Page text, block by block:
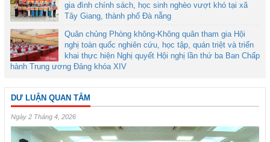
gia đình chính sách, học sinh nghèo vượt khó tại xã
Tây Giang, thành phố Đà nẵng
Quân chủng Phòng không-Không quân tham gia Hội
nghị toàn quốc nghiên cứu, học tập, quán triệt và triển
khai thực hiện Nghị quyết Hội nghị lần thứ ba Ban Chấp
hành Trung ương Đảng khóa XIV
DƯ LUẬN QUAN TÂM
Ngày 2 Tháng 4, 2026